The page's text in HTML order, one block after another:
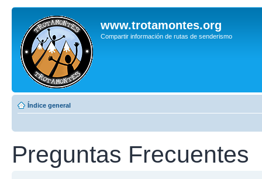
www.trotamontes.org
Compartir información de rutas de senderismo
Índice general
Preguntas Frecuentes